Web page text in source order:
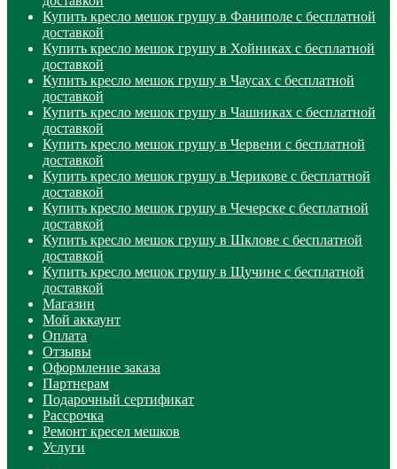
Купить кресло мешок грушу в Фаниполе с бесплатной
доставкой
Купить кресло мешок грушу в Хойниках с бесплатной
доставкой
Купить кресло мешок грушу в Чаусах с бесплатной
доставкой
Купить кресло мешок грушу в Чашниках с бесплатной
доставкой
Купить кресло мешок грушу в Червени с бесплатной
доставкой
Купить кресло мешок грушу в Черикове с бесплатной
доставкой
Купить кресло мешок грушу в Чечерске с бесплатной
доставкой
Купить кресло мешок грушу в Шклове с бесплатной
доставкой
Купить кресло мешок грушу в Щучине с бесплатной
доставкой
Магазин
Мой аккаунт
Оплата
Отзывы
Оформление заказа
Партнерам
Подарочный сертификат
Рассрочка
Ремонт кресел мешков
Услуги